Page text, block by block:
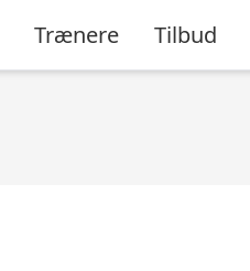
Trænere Tilbud